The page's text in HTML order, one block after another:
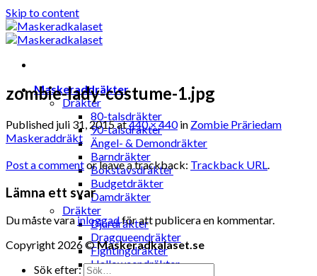
Skip to content
Maskeraddräkter
Dräkter
80-talsdräkter
90-talsdräkter
Ängel- & Demondräkter
Barndräkter
Bokstavsdräkter
Budgetdräkter
Damdräkter
Dräkter
Djurdräkter
Dragqueendräkter
Fightingdräkter
Halloweendräkter
zombie-lady-costume-1.jpg
Published juli 31, 2015at440 × 440in Zombie Präriedam
Maskeraddräkt
Post a commentor leave a trackback: Trackback URL.
Lämna ett svar
Du måste varainloggadför att publicera en kommentar.
Copyright 2026 ©Maskeradkalaset.se
Sök efter: